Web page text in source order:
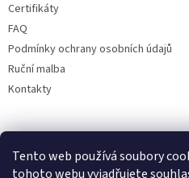
Tento web používá soubory
tohoto webu vyjadřujete
Certifikáty
FAQ
Podmínky ochrany osobních údajů
Ruční malba
Kontakty
Facebook